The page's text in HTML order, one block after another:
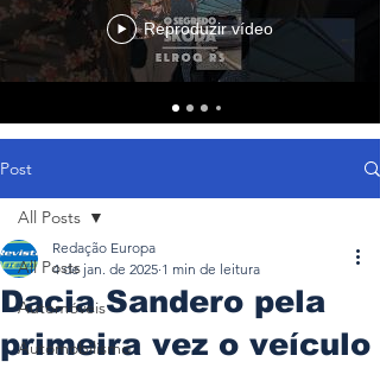
Reproduzir vídeo
Post
All Posts
Automóveis
Automobilismo
All Posts
Dacia Sandero pela
primeira vez o veículo
Redação Europa
4 de jan. de 2025 1 min de leitura